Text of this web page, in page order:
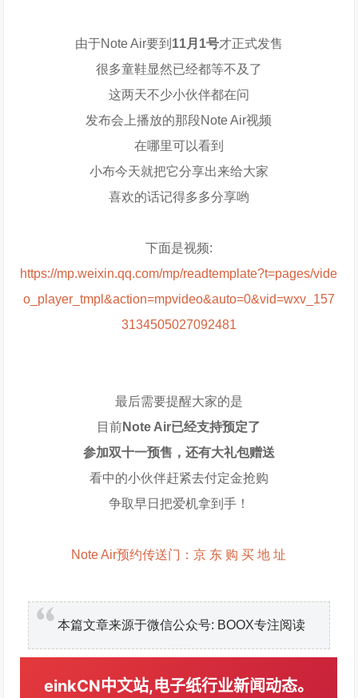
由于Note Air要到 11月1号才正式发售
很多童鞋显然已经都等不及了
这两天不少小伙伴都在问
发布会上播放的那段Note Air视频
在哪里可以看到
小布今天就把它分享出来给大家
喜欢的话记得多多分享哟
下面是视频:
https://mp.weixin.qq.com/mp/readtemplate?t=pages/vide
o_player_tmpl&action=mpvideo&auto=0&vid=wxv_157
3134505027092481
最后需要提醒大家的是
目前Note Air已经支持预定了
参加双十一预售，还有大礼包赠送
看中的小伙伴赶紧去付定金抢购
争取早日把爱机拿到手！
Note Air预约传送门：京 东 购 买 地 址
本篇文章来源于微信公众号: BOOX专注阅读